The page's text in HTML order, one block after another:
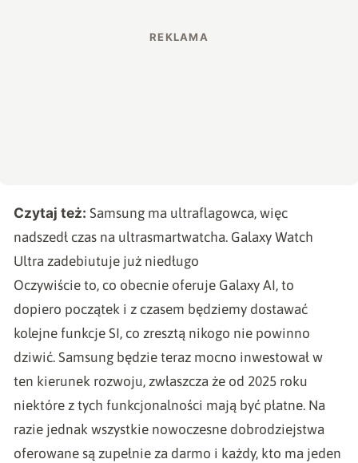
Czytaj też:Samsung ma ultraflagowca, więc
nadszedł czas na ultrasmartwatcha. Galaxy Watch
Ultra zadebiutuje już niedługo
Oczywiście to, co obecnie oferuje Galaxy AI, to
dopiero początek i z czasem będziemy dostawać
kolejne funkcje SI, co zresztą nikogo nie powinno
dziwić. Samsung będzie teraz mocno inwestował w
ten kierunek rozwoju, zwłaszcza że od 2025 roku
niektóre z tych funkcjonalności mają być płatne. Na
razie jednak wszystkie nowoczesne dobrodziejstwa
oferowane są zupełnie za darmo i każdy, kto ma jeden